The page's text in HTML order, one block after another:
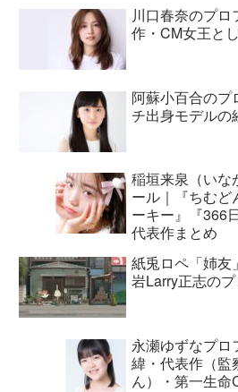
川口春奈のプ
作・CM女王と
阿蘇小百合の
チ出身モデルの
稲垣来泉（いな
ール｜『ちむど
ーキー』『366
代表作まとめ
紙兎ロペ「姉友
岩Larry正志の
永瀬ゆずなプロ
緯・代表作（監
ん）・第一生命